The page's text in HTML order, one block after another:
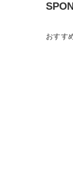
おすす